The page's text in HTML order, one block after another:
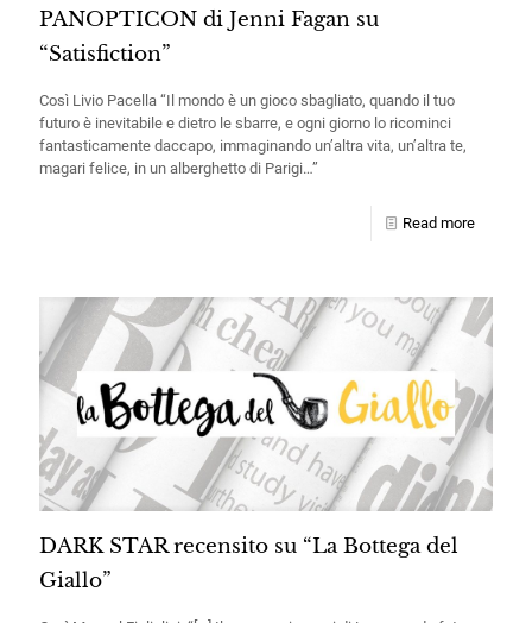
PANOPTICON di Jenni Fagan su
“Satisfiction”
Così Livio Pacella “Il mondo è un gioco sbagliato, quando il tuo
futuro è inevitabile e dietro le sbarre, e ogni giorno lo ricominci
fantasticamente daccapo, immaginando un’altra vita, un’altra te,
magari felice, in un alberghetto di Parigi…”
Read more
DARK STAR recensito su “La Bottega del
Giallo”